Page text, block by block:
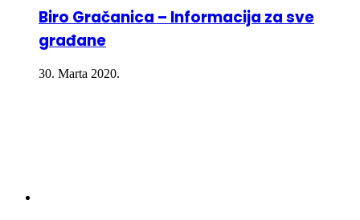
Biro Gračanica – Informacija za sve
građane
30. Marta 2020.